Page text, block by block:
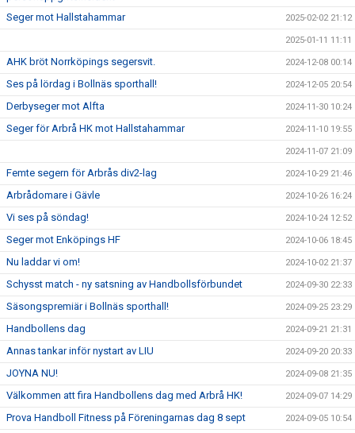
Seger mot Hallstahammar 2025-02-02 21:12
2025-01-11 11:11
AHK bröt Norrköpings segersvit. 2024-12-08 00:14
Ses på lördag i Bollnäs sporthall! 2024-12-05 20:54
Derbyseger mot Alfta 2024-11-30 10:24
Seger för Arbrå HK mot Hallstahammar 2024-11-10 19:55
2024-11-07 21:09
Femte segern för Arbrås div2-lag 2024-10-29 21:46
Arbrådomare i Gävle 2024-10-26 16:24
Vi ses på söndag! 2024-10-24 12:52
Seger mot Enköpings HF 2024-10-06 18:45
Nu laddar vi om! 2024-10-02 21:37
Schysst match - ny satsning av Handbollsförbundet 2024-09-30 22:33
Säsongspremiär i Bollnäs sporthall! 2024-09-25 23:29
Handbollens dag 2024-09-21 21:31
Annas tankar inför nystart av LIU 2024-09-20 20:33
JOYNA NU! 2024-09-08 21:35
Välkommen att fira Handbollens dag med Arbrå HK! 2024-09-07 14:29
Prova Handboll Fitness på Föreningarnas dag 8 sept 2024-09-05 10:54